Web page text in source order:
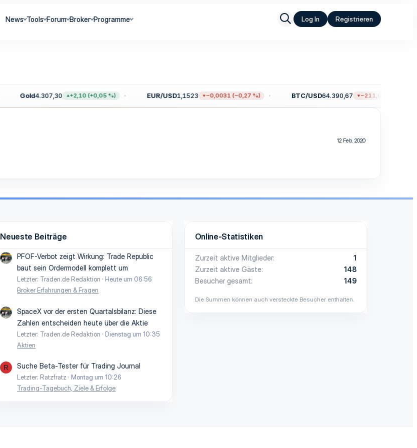
News Tools Forum Broker Programme Log In Registrieren
Gold4.307,30 +2,10 (+0,05 %) EUR/USD1,1523 −0,0031 (−0,27 %) BTC/USD64.390,67 −211,65 (−0,33 %)
12 Feb. 2020
Neueste Beiträge
PFOF-Verbot zeigt Wirkung: Trade Republic
baut sein Ordermodell komplett um
Letzter: Traden.de Redaktion
Heute um 06:56
Broker Erfahrungen & Fragen
SpaceX vor der ersten Quartalsbilanz: Diese
Zahlen entscheiden heute über die Aktie
Letzter: Traden.de Redaktion
Dienstag um 10:35
Aktien
R Suche Beta-Tester für Trading Journal
Letzter: Ratzfratz
Montag um 10:26
Trading-Tagebuch, Ziele & Erfolge
Online-Statistiken
Zurzeit aktive Mitglieder
1
Zurzeit aktive Gäste
148
Besucher gesamt
149
Die Summen können auch versteckte Besucher enthalten.